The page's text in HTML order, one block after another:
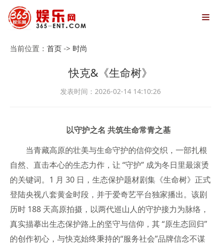

当前位置： 首页 -> 时尚
快克&《生命树》
发表时间：2026-02-14 14:10:26
以守护之名 共筑生命常青之基
当青藏高原的壮美与生命守护的信仰交织，一部扎根
自然、直击本心的生态力作，让 “守护” 成为冬日里最滚烫
的关键词。1 月 30 日，生态保护题材剧集《生命树》正式
登陆央视八套黄金时段，并于爱奇艺平台独家播出。该剧
历时 188 天高原拍摄，以两代巡山人的守护接力为脉络，
真实描摹出生态保护路上的坚守与信仰，其 “原生态回归”
的创作初心，与快克始终秉持的“服务社会”品牌信念不谋